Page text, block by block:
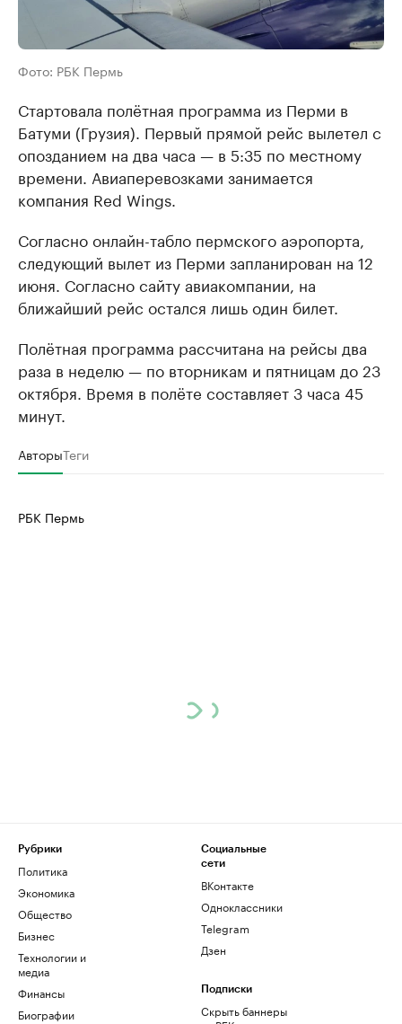
Фото: РБК Пермь
Стартовала полётная программа из Перми в
Батуми (Грузия). Первый прямой рейс вылетел с
опозданием на два часа — в 5:35 по местному
времени. Авиаперевозками занимается
компания Red Wings.
Согласно онлайн-табло пермского аэропорта,
следующий вылет из Перми запланирован на 12
июня. Согласно сайту авиакомпании, на
ближайший рейс остался лишь один билет.
Полётная программа рассчитана на рейсы два
раза в неделю — по вторникам и пятницам до 23
октября. Время в полёте составляет 3 часа 45
минут.
АвторыТеги
РБК Пермь
Рубрики
Политика
Экономика
Общество
Бизнес
Технологии и
медиа
Финансы
Биографии
Социальные
сети
ВКонтакте
Одноклассники
Telegram
Дзен
Подписки
Скрыть баннеры